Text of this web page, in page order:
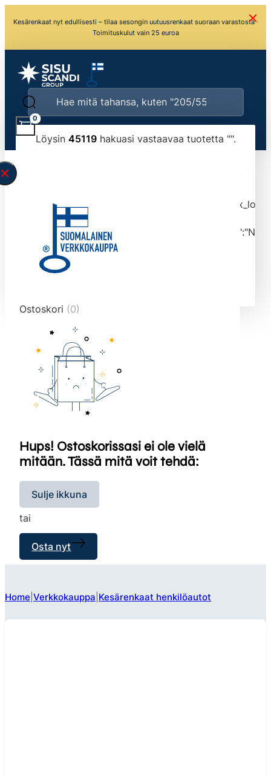
Kesärenkaat nyt edullisesti – tilaa sesongin uutuusrenkaat suoraan varastosta ·
Toimituskulut vain 25 euroa
Löysin 45119hakuasi vastaavaa tuotetta "".
typed the search query correctly.<br>Currently
tmlmvi","meta_query":
data-original-query-vars="[]" data-page="1"
data-max-pages="4512" data-start="1" data-
end="10">
0
Ostoskori (0)
Hups! Ostoskorissasi ei ole vielä
mitään. Tässä mitä voit tehdä:
Sulje ikkuna
tai
Osta nyt
Home Verkkokauppa Kesärenkaat henkilöautot